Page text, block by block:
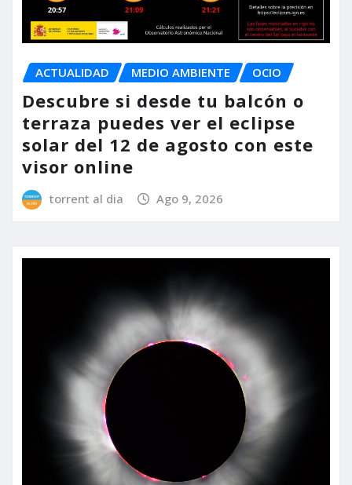
ACTUALIDAD MEDIO AMBIENTE OCIO
Descubre si desde tu balcón o
terraza puedes ver el eclipse
solar del 12 de agosto con este
visor online
torrent al dia Ago 9, 2026